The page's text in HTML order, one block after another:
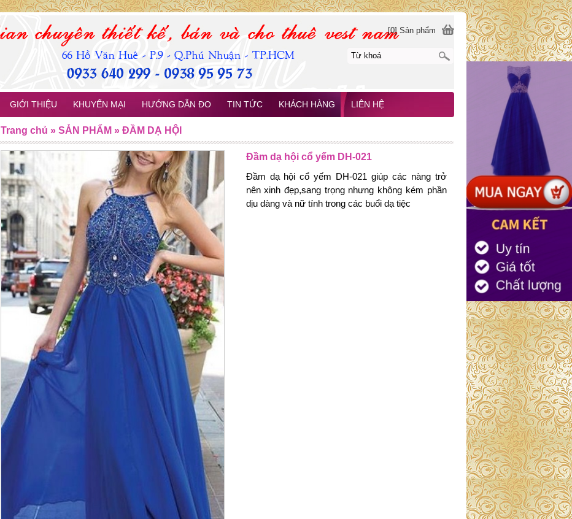
Đầm dạ hội cổ yếm DH-021
Đầm dạ hội cổ yếm DH-021 giúp các nàng trở
nên xinh đẹp,sang trọng nhưng không kém phần
dịu dàng và nữ tính trong các buổi dạ tiệc
Trang chủ »SẢN PHẨM »ĐẦM DẠ HỘI
[0] Sản phẩm
GIỚI THIỆU KHUYẾN MẠI HƯỚNG DẪN ĐO TIN TỨC KHÁCH HÀNG LIÊN HỆ